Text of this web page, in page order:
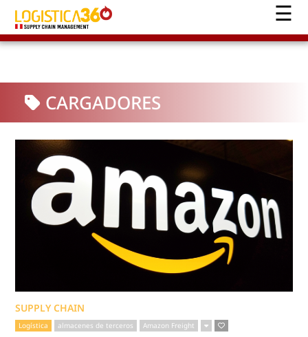
CARGADORES
SUPPLY CHAIN
Logística almacenes de terceros Amazon Freight